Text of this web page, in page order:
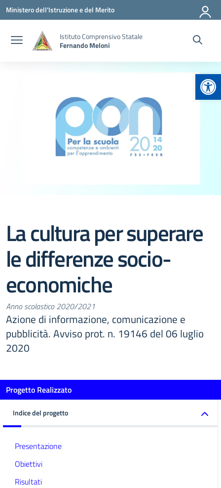
Vai ai contenuti
Vai al menu di navigazione
Vai al footer
Ministero dell'Istruzione e del Merito
Istituto Comprensivo Statale
Fernando Meloni
La cultura per superare
le differenze socio-
economiche
Anno scolastico 2020/2021
Azione di informazione, comunicazione e
pubblicità. Avviso prot. n. 19146 del 06 luglio
2020
Progetto Realizzato
Indice del progetto
Presentazione
Obiettivi
Risultati